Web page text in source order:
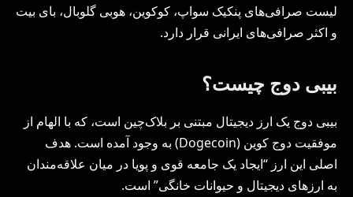
لیست صرافی‌های پنکیک سواپ، کوکوین، هوبی گلوبال، بای بیت
و اکثر صرافی‌های ایرانی قرار دارد.
بیبی دوج چیست؟
بیبی دوج یک ارز دیجیتال مبتنی بر بلاک‌چین است، که با الهام از
موفقیت دوج کوین (Dogecoin) به وجود آمده است. هدف
اصلی این ارز “ایجاد یک جامعه قوی و پویا در میان علاقه‌مندان
به ارزهای دیجیتال و حیوانات خانگی” است.